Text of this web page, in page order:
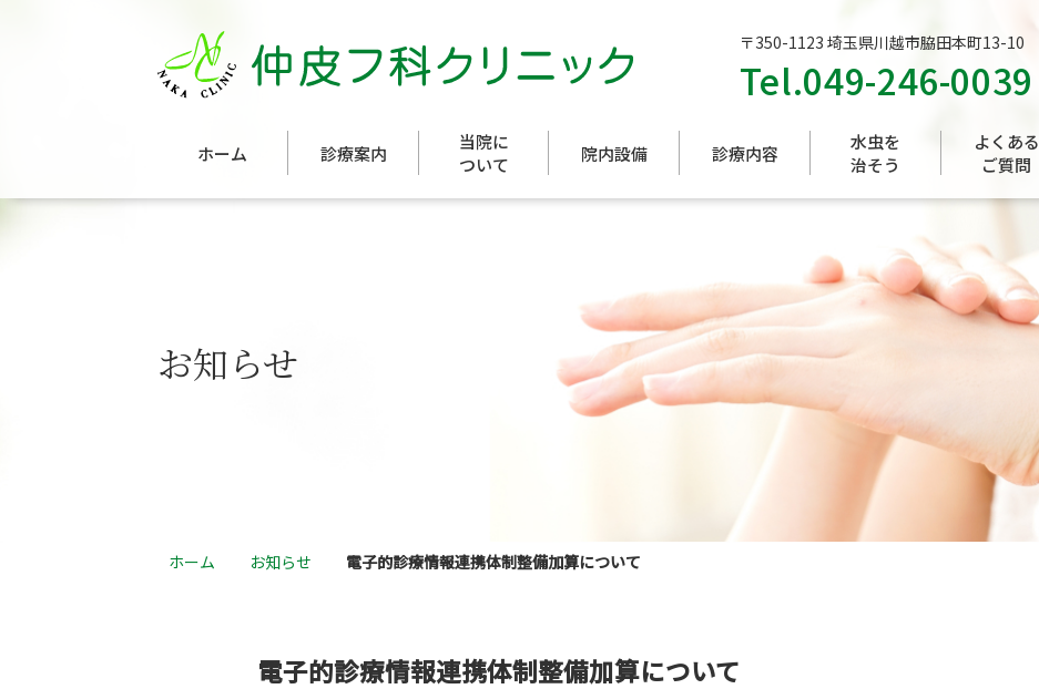
〒350-1123 埼玉県川越市脇田本町13-10
Tel.049-246-0039
ホーム 診療案内
当院に
ついて
院内設備 診療内容
水虫を
治そう
よくある
ご質問
お知らせ
ホーム お知らせ 電子的診療情報連携体制整備加算について
電子的診療情報連携体制整備加算について